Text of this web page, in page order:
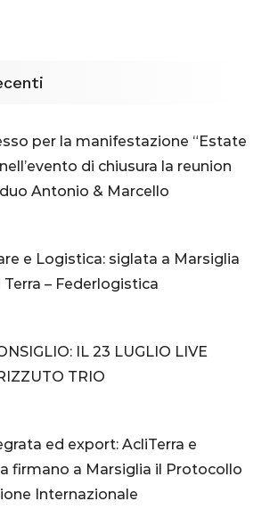
per la manifestazione “Estate
di chiusura la reunion
Antonio & Marcello
e Logistica: siglata a Marsiglia
Terra – Federlogistica
IL 23 LUGLIO LIVE
TRIO
ed export: AcliTerra e
firmano a Marsiglia il Protocollo
Internazionale